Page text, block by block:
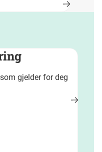
gjelder for deg